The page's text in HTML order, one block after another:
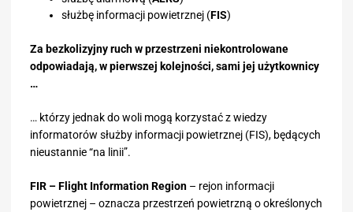
służbę informacji powietrznej (FIS)
Za bezkolizyjny ruch w przestrzeni niekontrolowane
odpowiadają, w pierwszej kolejności, sami jej użytkownicy
…
… którzy jednak do woli mogą korzystać z wiedzy
informatorów służby informacji powietrznej (FIS), będących
nieustannie “na linii”.
FIR – Flight Information Region – rejon informacji
powietrznej – oznacza przestrzeń powietrzną o określonych